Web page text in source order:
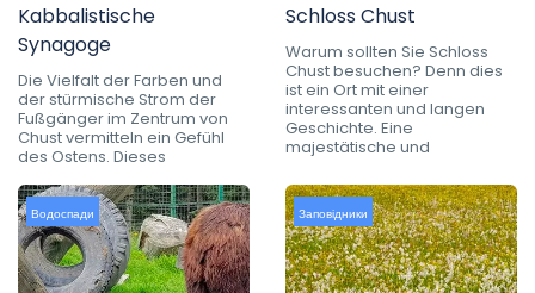
Kabbalistische
Synagoge
Die Vielfalt der Farben und
der stürmische Strom der
Fußgänger im Zentrum von
Chust vermitteln ein Gefühl
des Ostens. Dieses
Schloss Chust
Warum sollten Sie Schloss
Chust besuchen? Denn dies
ist ein Ort mit einer
interessanten und langen
Geschichte. Eine
majestätische und
Водоспади Заповідники